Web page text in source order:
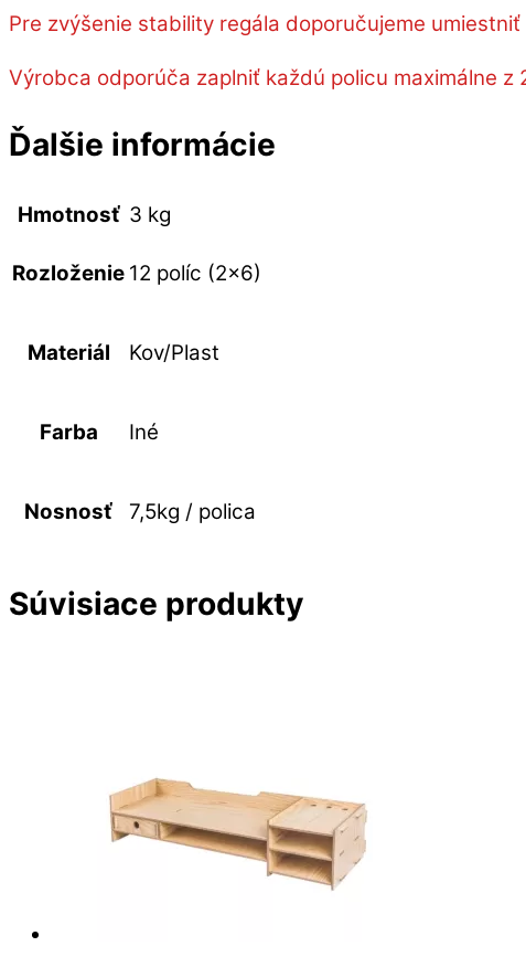
Pre zvýšenie stability regála doporučujeme
Výrobca odporúča zaplniť každú policu maximálne
Ďalšie informácie
Hmotnosť 3 kg
Rozloženie 12 políc (2×6)
Materiál Kov/Plast
Farba Iné
Nosnosť 7,5kg / polica
Súvisiace produkty